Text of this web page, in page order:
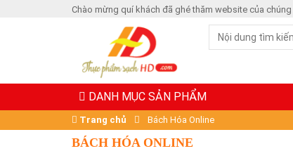
Chào mừng quí khách đã ghé thăm website của
DANH MỤC SẢN PHẨM
Trang chủ Bách Hóa Online
BÁCH HÓA ONLINE